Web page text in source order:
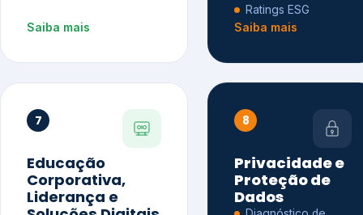
Saiba mais
Ratings ESG
Saiba mais
7
Educação
Corporativa,
Liderança e
8
Privacidade e
Proteção de
Dados